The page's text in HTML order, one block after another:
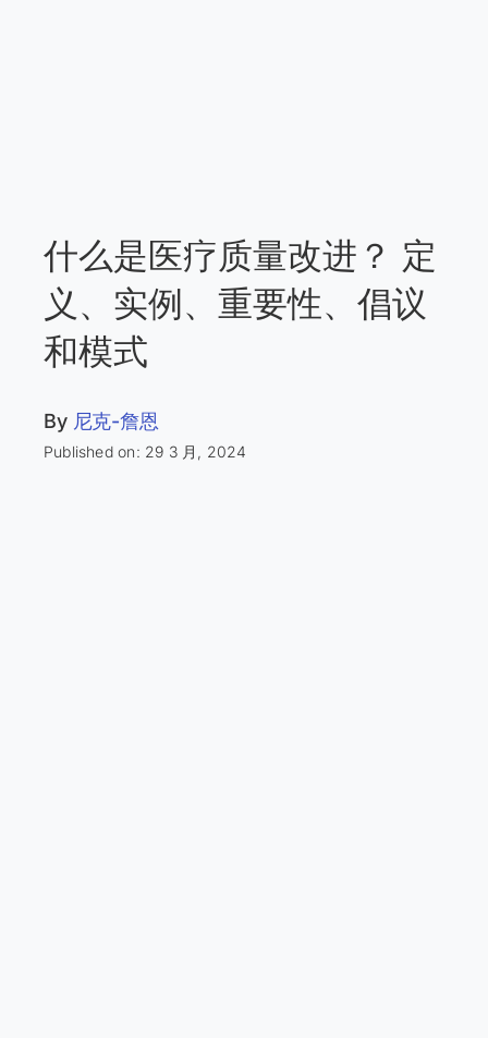
什么是医疗质量改进？ 定
义、实例、重要性、倡议
和模式
By 尼克-詹恩
Published on: 29 3 月, 2024